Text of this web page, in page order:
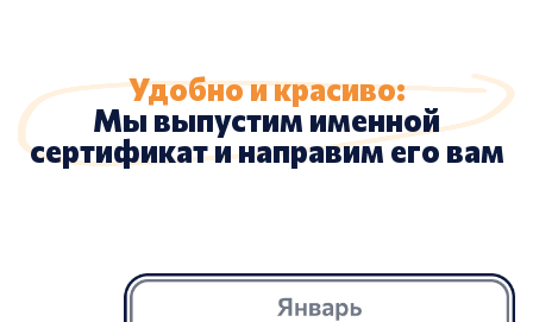
Удобно и красиво:
Мы выпустим именной
сертификат и направим его вам